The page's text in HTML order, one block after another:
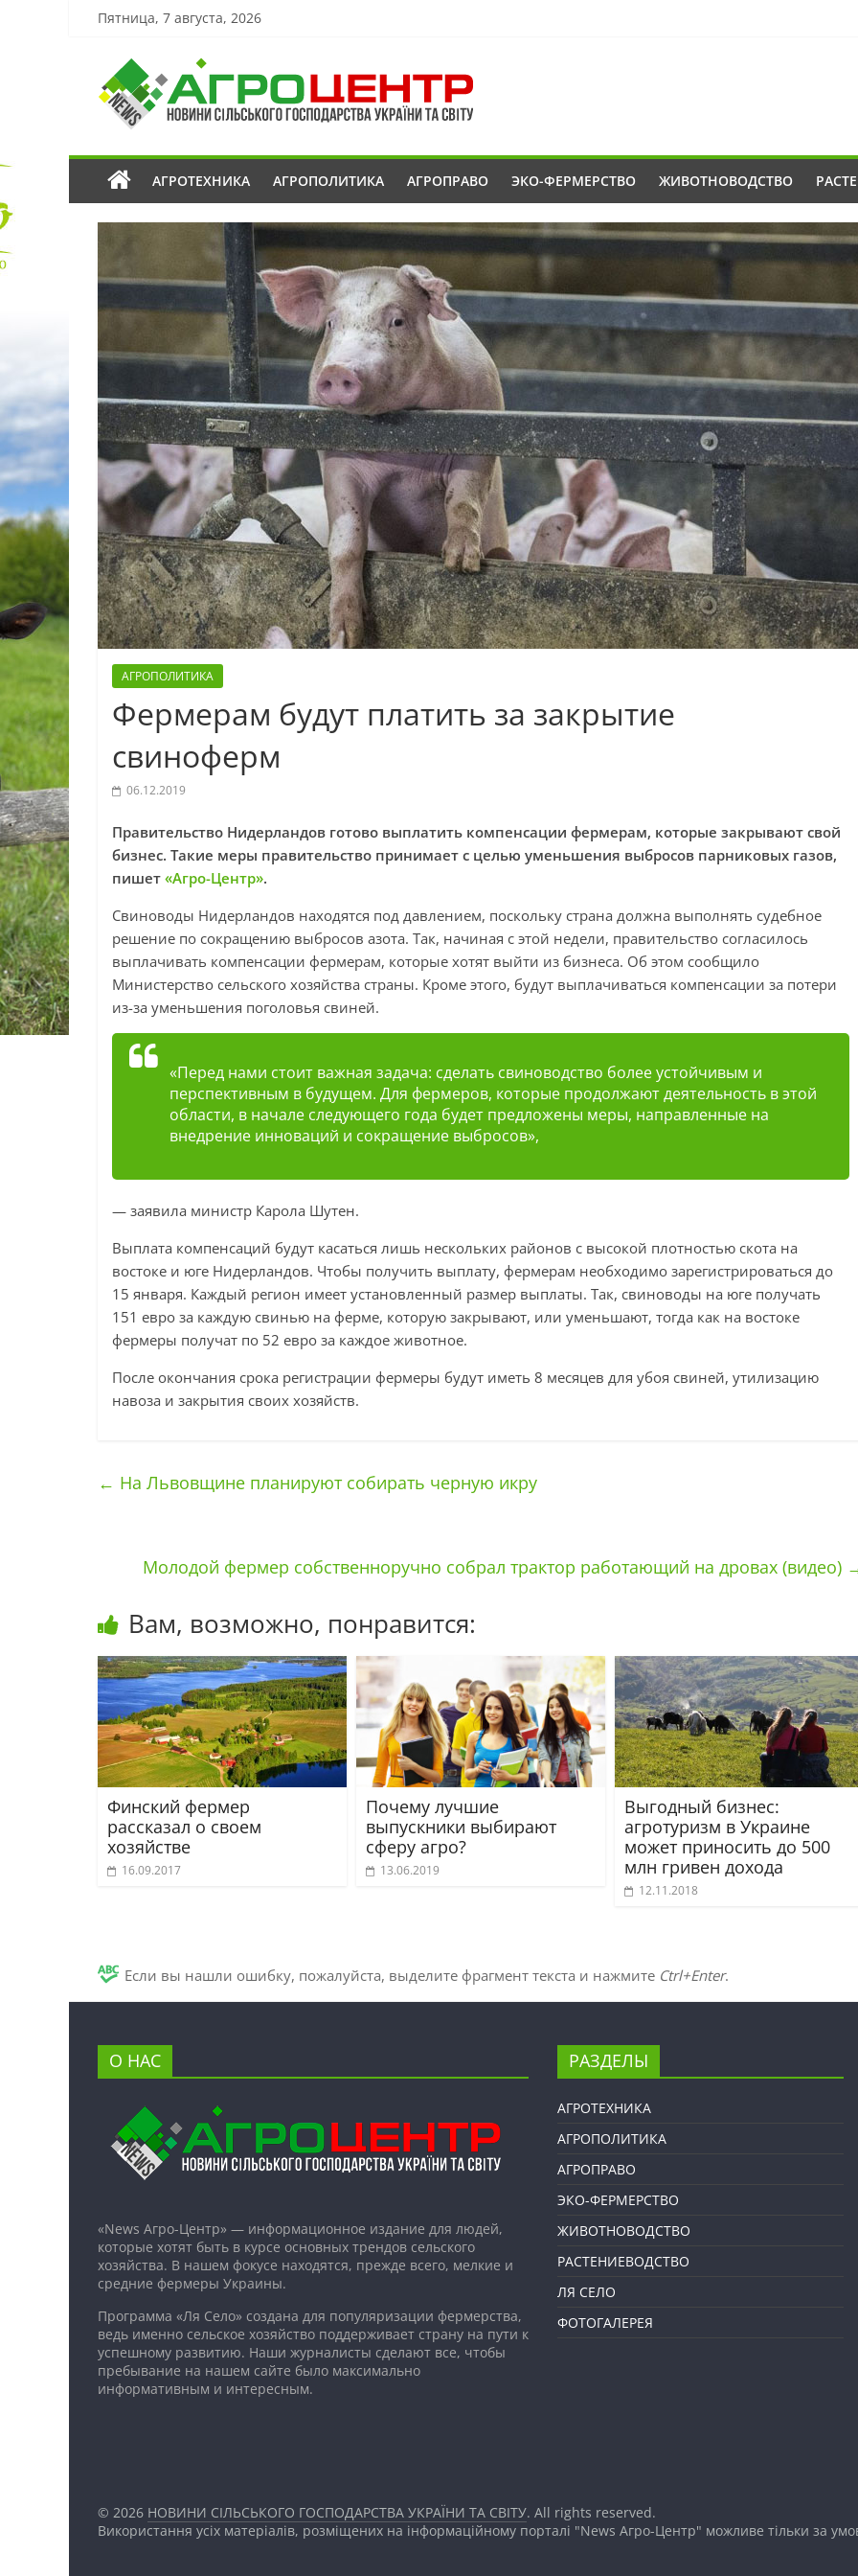
Пятница, 7 августа, 2026
АГРОТЕХНИКА АГРОПОЛИТИКА АГРОПРАВО ЭКО-ФЕРМЕРСТВО ЖИВОТНОВОДСТВО
АГРОПОЛИТИКА
Фермерам будут платить за закрытие
свиноферм
06.12.2019
Правительство Нидерландов готово выплатить компенсации фермерам, которые закрывают свой
бизнес. Такие меры правительство принимает с целью уменьшения выбросов парниковых газов,
пишет «Агро-Центр».
Свиноводы Нидерландов находятся под давлением, поскольку страна должна выполнять судебное
решение по сокращению выбросов азота. Так, начиная с этой недели, правительство согласилось
выплачивать компенсации фермерам, которые хотят выйти из бизнеса. Об этом сообщило
Министерство сельского хозяйства страны. Кроме этого, будут выплачиваться компенсации за потери
из-за уменьшения поголовья свиней.
«Перед нами стоит важная задача: сделать свиноводство более устойчивым и
перспективным в будущем. Для фермеров, которые продолжают деятельность в этой
области, в начале следующего года будет предложены меры, направленные на
внедрение инноваций и сокращение выбросов»,
— заявила министр Карола Шутен.
Выплата компенсаций будут касаться лишь нескольких районов с высокой плотностью скота на
востоке и юге Нидерландов. Чтобы получить выплату, фермерам необходимо зарегистрироваться до
15 января. Каждый регион имеет установленный размер выплаты. Так, свиноводы на юге получать
151 евро за каждую свинью на ферме, которую закрывают, или уменьшают, тогда как на востоке
фермеры получат по 52 евро за каждое животное.
После окончания срока регистрации фермеры будут иметь 8 месяцев для убоя свиней, утилизацию
навоза и закрытия своих хозяйств.
← На Львовщине планируют собирать черную икру
Молодой фермер собственноручно собрал трактор работающий на дровах (видео)
Вам, возможно, понравится:
Финский фермер
рассказал о своем
хозяйстве
16.09.2017
Почему лучшие
выпускники выбирают
сферу агро?
13.06.2019
Выгодный бизнес:
агротуризм в Украине
может приносить до 500
млн гривен дохода
12.11.2018
Если вы нашли ошибку, пожалуйста, выделите фрагмент текста и нажмите Ctrl+Enter.
О НАС
«News Агро-Центр» — информационное издание для людей,
которые хотят быть в курсе основных трендов сельского
хозяйства. В нашем фокусе находятся, прежде всего, мелкие и
средние фермеры Украины.
Программа «Ля Село» создана для популяризации фермерства,
ведь именно сельское хозяйство поддерживает страну на пути к
успешному развитию. Наши журналисты сделают все, чтобы
пребывание на нашем сайте было максимально
информативным и интересным.
РАЗДЕЛЫ
АГРОТЕХНИКА
АГРОПОЛИТИКА
АГРОПРАВО
ЭКО-ФЕРМЕРСТВО
ЖИВОТНОВОДСТВО
РАСТЕНИЕВОДСТВО
ЛЯ СЕЛО
ФОТОГАЛЕРЕЯ
© 2026 НОВИНИ СІЛЬСЬКОГО ГОСПОДАРСТВА УКРАЇНИ ТА СВІТУ. All rights reserved.
Використання усіх матеріалів, розміщених на інформаційному порталі "News Агро-Центр" можливе тільки за